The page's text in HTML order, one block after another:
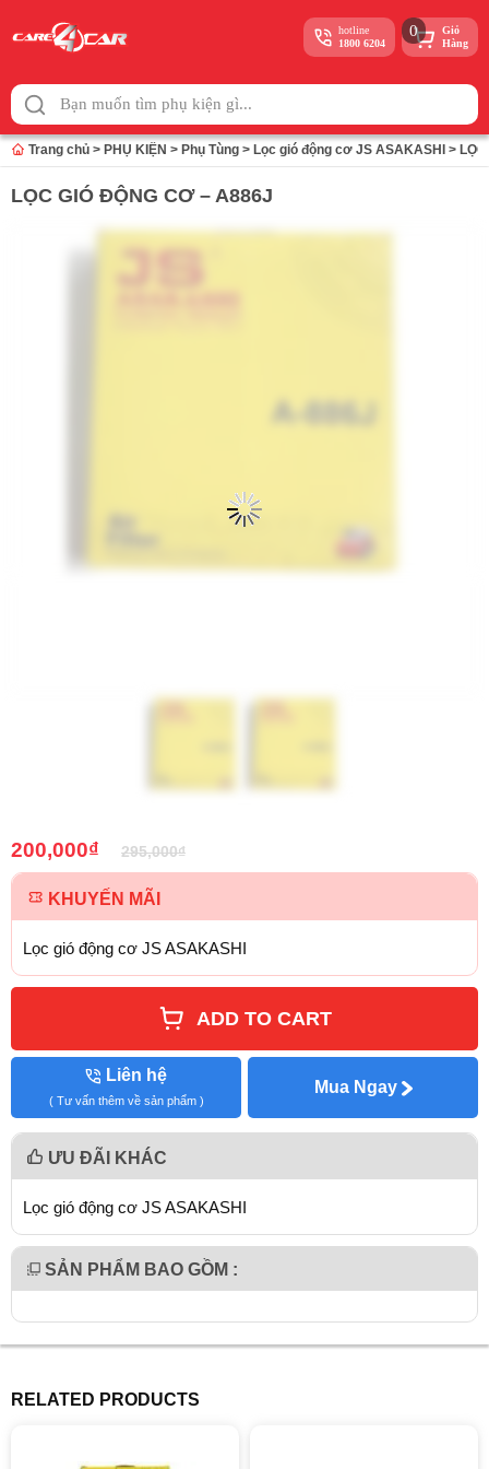
to
content
hotline
1800 6204
0
Giỏ
Hàng
Trang chủ > PHỤ KIỆN > Phụ Tùng > Lọc gió động cơ JS ASAKASHI >
LỌC GIÓ ĐỘNG CƠ – A886J
200,000₫ 295,000₫
KHUYẾN MÃI
Lọc gió động cơ JS ASAKASHI
ADD TO CART
Liên hệ
( Tư vấn thêm về sản phẩm )
Mua Ngay
ƯU ĐÃI KHÁC
Lọc gió động cơ JS ASAKASHI
SẢN PHẨM BAO GỒM :
RELATED PRODUCTS